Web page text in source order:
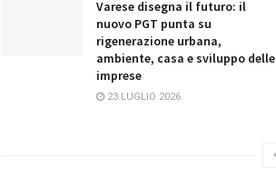
Varese disegna il futuro: il
nuovo PGT punta su
rigenerazione urbana,
ambiente, casa e sviluppo delle
imprese
23 LUGLIO 2026